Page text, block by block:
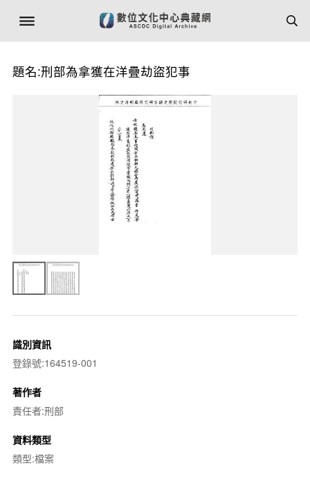
題名:刑部為拿獲在洋疊劫盜犯事
識別資訊
登錄號:164519-001
著作者
責任者:刑部
資料類型
類型:檔案